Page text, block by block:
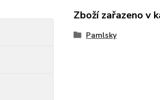
Zboží zařazeno v
Pamlsky